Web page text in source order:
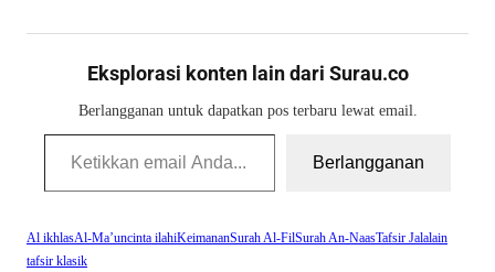
Eksplorasi konten lain dari Surau.co
Berlangganan untuk dapatkan pos terbaru lewat email.
Ketikkan email Anda...
Berlangganan
Al ikhlasAl-Ma’uncinta ilahiKeimananSurah Al-FilSurah An-NaasTafsir Jalalain
tafsir klasik